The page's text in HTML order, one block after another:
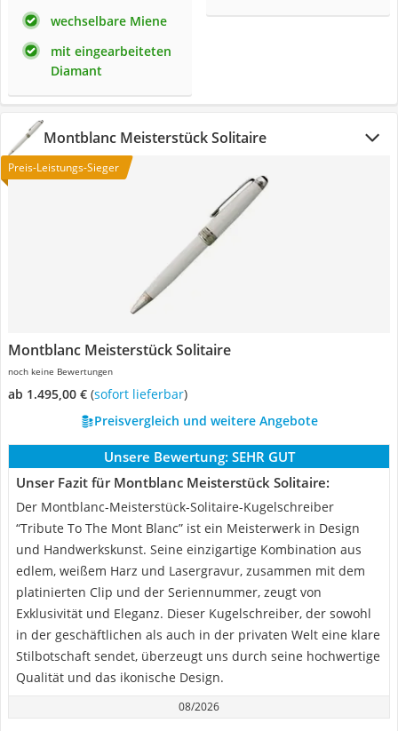
wechselbare Miene
mit eingearbeiteten
Diamant
Montblanc Meisterstück Solitaire
Preis-Leistungs-Sieger
Montblanc Meisterstück Solitaire
noch keine Bewertungen
ab 1.495,00 € ( Sofort lieferbar)
Preisvergleich und weitere Angebote
Unsere Bewertung: SEHR GUT
Unser Fazit für Montblanc Meisterstück Solitaire:
Der Montblanc-Meisterstück-Solitaire-Kugelschreiber
“Tribute To The Mont Blanc” ist ein Meisterwerk in Design
und Handwerkskunst. Seine einzigartige Kombination aus
edlem, weißem Harz und Lasergravur, zusammen mit dem
platinierten Clip und der Seriennummer, zeugt von
Exklusivität und Eleganz. Dieser Kugelschreiber, der sowohl
in der geschäftlichen als auch in der privaten Welt eine klare
Stilbotschaft sendet, überzeugt uns durch seine hochwertige
Qualität und das ikonische Design.
08/2026